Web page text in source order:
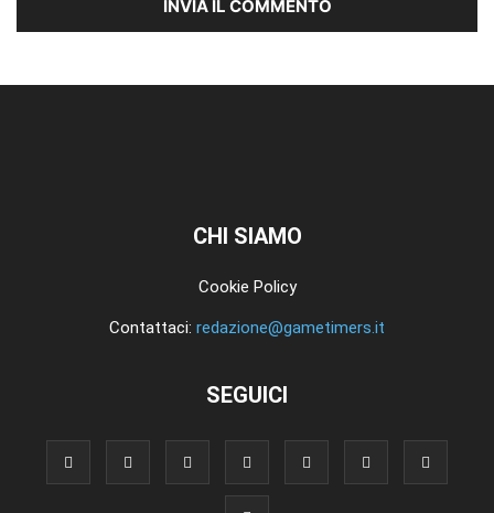
CHI SIAMO
Cookie Policy
Contattaci: redazione@gametimers.it
SEGUICI